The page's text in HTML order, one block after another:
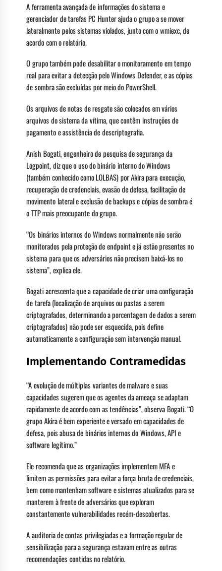
A ferramenta avançada de informações do sistema e
gerenciador de tarefas PC Hunter ajuda o grupo a se mover
lateralmente pelos sistemas violados, junto com o wmiexc, de
acordo com o relatório.
O grupo também pode desabilitar o monitoramento em tempo
real para evitar a detecção pelo Windows Defender, e as cópias
de sombra são excluídas por meio do PowerShell.
Os arquivos de notas de resgate são colocados em vários
arquivos do sistema da vítima, que contêm instruções de
pagamento e assistência de descriptografia.
Anish Bogati, engenheiro de pesquisa de segurança da
Logpoint, diz que o uso do binário interno do Windows
(também conhecido como LOLBAS) por Akira para execução,
recuperação de credenciais, evasão de defesa, facilitação de
movimento lateral e exclusão de backups e cópias de sombra é
o TTP mais preocupante do grupo.
“Os binários internos do Windows normalmente não serão
monitorados pela proteção de endpoint e já estão presentes no
sistema para que os adversários não precisem baixá-los no
sistema”, explica ele.
Bogati acrescenta que a capacidade de criar uma configuração
de tarefa (localização de arquivos ou pastas a serem
criptografados, determinando a porcentagem de dados a serem
criptografados) não pode ser esquecida, pois define
automaticamente a configuração sem intervenção manual.
Implementando Contramedidas
“A evolução de múltiplas variantes de malware e suas
capacidades sugerem que os agentes da ameaça se adaptam
rapidamente de acordo com as tendências”, observa Bogati. “O
grupo Akira é bem experiente e versado em capacidades de
defesa, pois abusa de binários internos do Windows, API e
software legítimo.”
Ele recomenda que as organizações implementem MFA e
limitem as permissões para evitar a força bruta de credenciais,
bem como mantenham software e sistemas atualizados para se
manterem à frente de adversários que exploram
constantemente vulnerabilidades recém-descobertas.
A auditoria de contas privilegiadas e a formação regular de
sensibilização para a segurança estavam entre as outras
recomendações contidas no relatório.